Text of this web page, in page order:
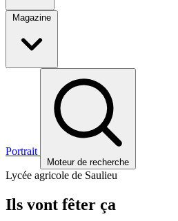
Magazine
Portrait
Moteur de recherche
Lycée agricole de Saulieu
Ils vont fêter ça